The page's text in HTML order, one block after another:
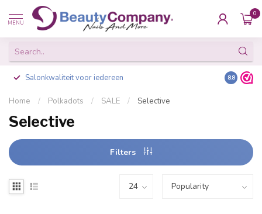
MENU
0
Salonkwaliteit voor iedereen Gratis
8.8
Home / Polkadots / SALE / Selective
Selective
Filters